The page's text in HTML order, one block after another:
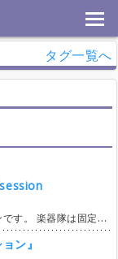
タグ一覧へ
知らせがあるまでお待ちください。 終了後は近隣の居酒屋にて打ち上げを予定しています。 ゆるーくやりますので初心者の方、初めての方も気軽にご参加ください。 当然ですが、迷惑行為等があった場合には退室いただきますのでご了承ください。
ン』